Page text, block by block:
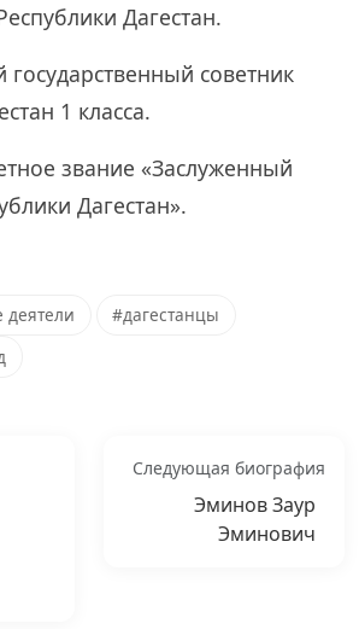
Дагестан.
государственный советник
1 класса.
звание «Заслуженный
Дагестан».
деятели
#дагестанцы
Следующая биография
Эминов Заур
Эминович